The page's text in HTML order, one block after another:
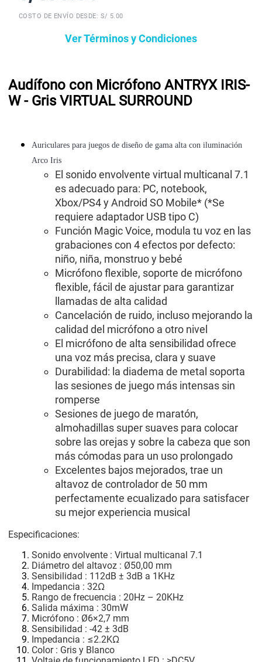
COSTO DE ENVÍO DESDE: S/ 5.00
Ver Términos y Condiciones
Audífono con Micrófono ANTRYX IRIS-
W - Gris VIRTUAL SURROUND
Auriculares para juegos de diseño de gama alta con iluminación
Arco Iris
El sonido envolvente virtual multicanal 7.1
es adecuado para: PC, notebook,
Xbox/PS4 y Android SO Mobile* (*Se
requiere adaptador USB tipo C)
Función Magic Voice, modula tu voz en las
grabaciones con 4 efectos por defecto:
niño, niña, monstruo y bebé
Micrófono flexible, soporte de micrófono
flexible, fácil de ajustar para garantizar
llamadas de alta calidad
Cancelación de ruido, incluso mejorando la
calidad del micrófono a otro nivel
El micrófono de alta sensibilidad ofrece
una voz más precisa, clara y suave
Durabilidad: la diadema de metal soporta
las sesiones de juego más intensas sin
romperse
Sesiones de juego de maratón,
almohadillas super suaves para colocar
sobre las orejas y sobre la cabeza que son
más cómodas para un uso prolongado
Excelentes bajos mejorados, trae un
altavoz de controlador de 50 mm
perfectamente ecualizado para satisfacer
su mejor experiencia musical
Especificaciones:
Sonido envolvente : Virtual multicanal 7.1
Diámetro del altavoz : Ø50,00 mm
Sensibilidad : 112dB ± 3dB a 1KHz
Impedancia : 32Ω
Rango de frecuencia : 20Hz – 20KHz
Salida máxima : 30mW
Micrófono : Ø6×2,7 mm
Sensibilidad : -42 ± 3dB
Impedancia : ≤2.2KΩ
Color : Gris y Blanco